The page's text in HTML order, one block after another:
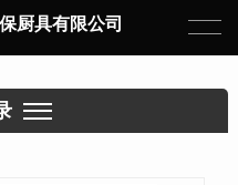
厨具有限公司